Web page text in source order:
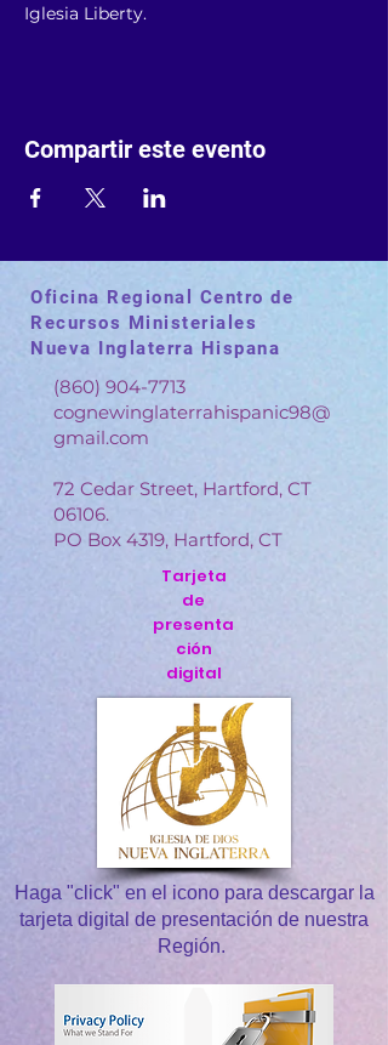
Iglesia Liberty.
Compartir este evento
Oficina Regional Centro de
Recursos Ministeriales
Nueva Inglaterra Hispana
(860) 904-7713
cognewinglaterrahispanic98@
gmail.com
72 Cedar Street, Hartford, CT
06106.
PO Box 4319, Hartford, CT
Tarjeta
de
presenta
ción
digital
Haga "click" en el icono para descargar la
tarjeta digital de presentación de nuestra
Región.